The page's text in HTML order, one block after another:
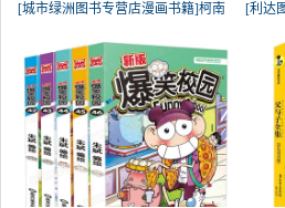
[城市绿洲图书专营店漫画书籍]柯南 [利达